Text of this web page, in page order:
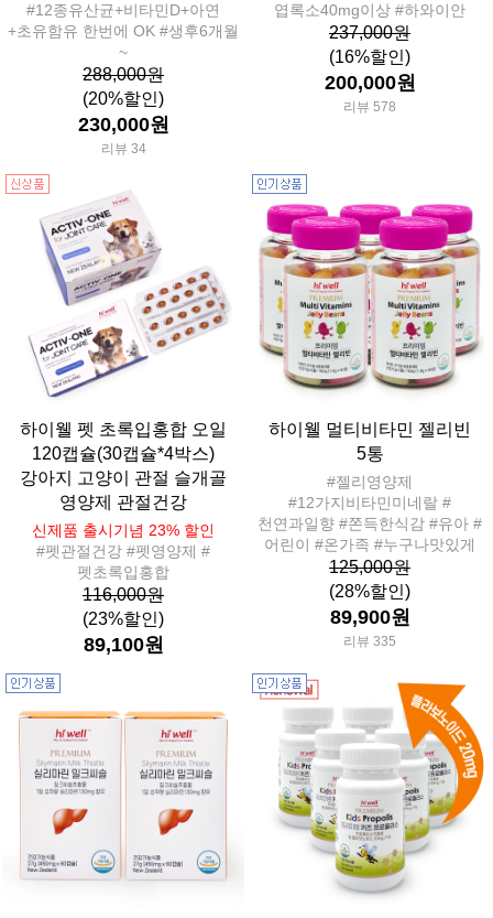
#12종유산균+비타민D+아연
+초유함유 한번에 OK #생후6개월
~
288,000원
(20%할인)
230,000원
리뷰 34
엽록소40mg이상 #하와이안
237,000원
(16%할인)
200,000원
리뷰 578
하이웰 펫 초록입홍합 오일
120캡슐(30캡슐*4박스)
강아지 고양이 관절 슬개골
영양제 관절건강
신제품 출시기념 23% 할인
#펫관절건강 #펫영양제 #
펫초록입홍합
116,000원
(23%할인)
89,100원
하이웰 멀티비타민 젤리빈
5통
#젤리영양제
#12가지비타민미네랄 #
천연과일향 #쫀득한식감 #유아 #
어린이 #온가족 #누구나맛있게
125,000원
(28%할인)
89,900원
리뷰 335